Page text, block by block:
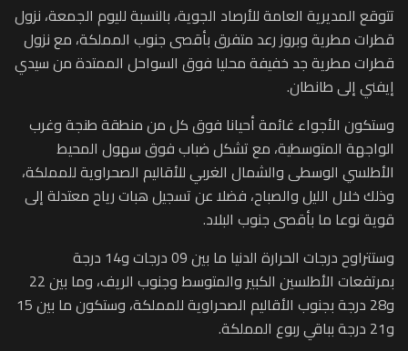
تتوقع المديرية العامة للأرصاد الجوية، بالنسبة لليوم الجمعة، نزول
قطرات مطرية وبروز رعد متفرق بأقصى جنوب المملكة، مع نزول
قطرات مطرية جد خفيفة محليا فوق السواحل الممتدة من سيدي
إيفني إلى طانطان.
وستكون الأجواء غائمة أحيانا فوق كل من منطقة طنجة وغرب
الواجهة المتوسطية، مع تشكل ضباب فوق سهول المحيط
الأطلسي الوسطى والشمال الغربي للأقاليم الصحراوية للمملكة،
وذلك خلال الليل والصباح، فضلا عن تسجيل هبات رياح معتدلة إلى
قوية نوعا ما بأقصى جنوب البلاد.
وستتراوح درجات الحرارة الدنيا ما بين 09 درجات و14 درجة
بمرتفعات الأطلسين الكبير والمتوسط وجنوب الريف، وما بين 22
و28 درجة بجنوب الأقاليم الصحراوية للمملكة، وستكون ما بين 15
و21 درجة بباقي ربوع المملكة.